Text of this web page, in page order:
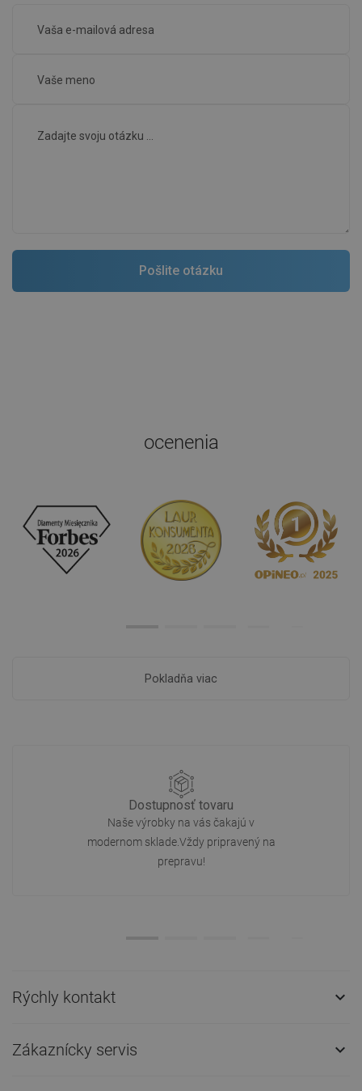
ocenenia
Pokladňa viac
Dostupnosť tovaru
Naše výrobky na vás čakajú v
modernom sklade.Vždy pripravený na
prepravu!
Rýchly kontakt 
Zákaznícky servis 